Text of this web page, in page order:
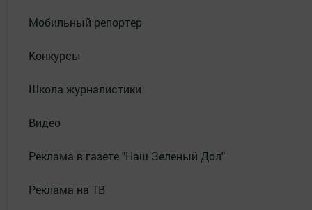
Мобильный репортер
Конкурсы
Школа журналистики
Видео
Реклама в газете "Наш Зеленый Дол"
Реклама на ТВ